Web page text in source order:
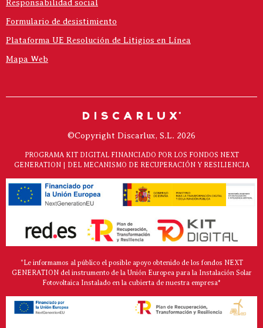
Responsabilidad social
Formulario de desistimiento
Plataforma UE Resolución de Litigios en Línea
Mapa Web
©Copyright Discarlux, S.L. 2026
PROGRAMA KIT DIGITAL FINANCIADO POR LOS FONDOS NEXT
GENERATION | DEL MECANISMO DE RECUPERACIÓN Y RESILIENCIA
"Le informamos al público el posible apoyo obtenido de los fondos NEXT
GENERATION del instrumento de la Unión Europea para la Instalación Solar
Fotovoltaica Instalado en la cubierta de nuestra empresa*